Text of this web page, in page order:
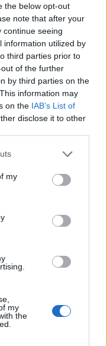
the below opt-out
note that after your
continue seeing
information utilized by
third parties prior to
of the further
by third parties on the
information may
on the IAB’s List of
disclose it to other
one or more Google
You may click to
third-party tags to
in below Google
my
my
the